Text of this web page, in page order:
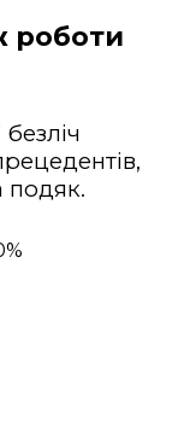
роботи
подяк.